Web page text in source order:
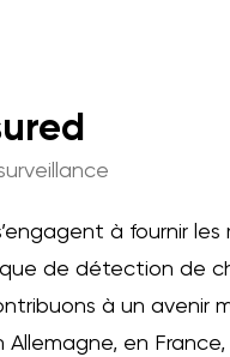
à fournir les
de détection de
à un avenir
en